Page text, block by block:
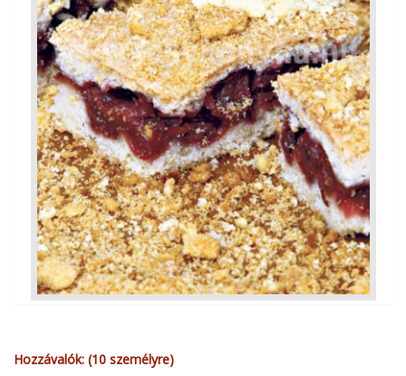
Hozzávalók: (10 személyre)